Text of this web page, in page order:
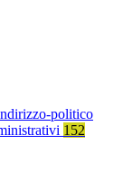
politico
152